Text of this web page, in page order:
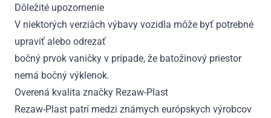
Dôležité upozornenie
V niektorých verziách výbavy vozidla môže byť potrebné
upraviť alebo odrezať
bočný prvok vaničky v prípade, že batožinový priestor
nemá bočný výklenok.
Overená kvalita značky Rezaw-Plast
Rezaw-Plast patrí medzi známych európskych výrobcov